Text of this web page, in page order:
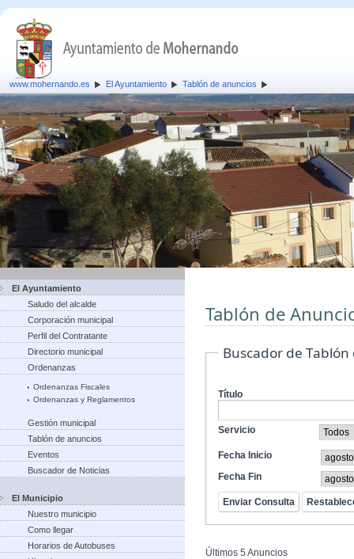
www.mohernando.es El Ayuntamiento Tablón de anuncios
El Ayuntamiento
Saludo del alcalde
Corporación municipal
Perfil del Contratante
Directorio municipal
Ordenanzas
Ordenanzas Fiscales
Ordenanzas y Reglamentos
Gestión municipal
Tablón de anuncios
Eventos
Buscador de Noticias
El Municipio
Nuestro municipio
Como llegar
Horarios de Autobuses
Tablón de
Buscador de
Título
Servicio
Fecha Inicio
Fecha Fin
Últimos 5 Anuncios